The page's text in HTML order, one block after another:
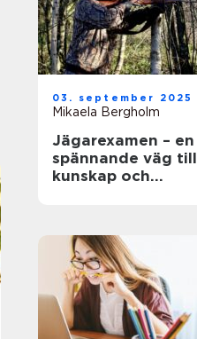
03. september 2025
Mikaela Bergholm
Jägarexamen – en
spännande väg till
kunskap och